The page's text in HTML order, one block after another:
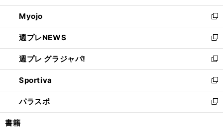
開
く
ウ
で
開
く
ン
ド
ウ
で
開
く
ウ
ィ
ン
ド
ウ
で
開
く
Myojo
新
し
い
ウ
ィ
ン
ド
ウ
で
開
週プレNEWS
新
し
い
ウ
ィ
ン
ド
ウ
週プレ グラジャパ!
新
し
い
ウ
ィ
ン
Sportiva
新
し
い
ウ
パラスポ
新
し
書籍